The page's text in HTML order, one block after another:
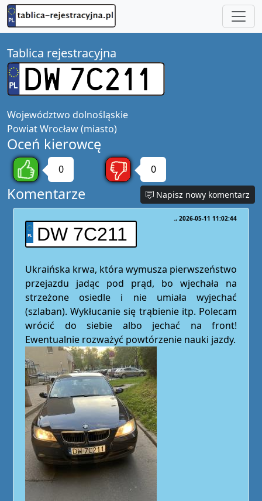
Tablica rejestracyjna
Województwo dolnośląskie
PowiatWrocław (miasto)
Oceń kierowcę
0 0
Komentarze Napisz nowy komentarz
DW 7C211
. 2026-05-11 11:02:44
Ukraińska krwa, która wymusza pierwszeństwo
przejazdu jadąc pod prąd, bo wjechała na
strzeżone osiedle i nie umiała wyjechać
(szlaban). Wykłucanie się trąbienie itp. Polecam
wrócić do siebie albo jechać na front!
Ewentualnie rozważyć powtórzenie nauki jazdy.